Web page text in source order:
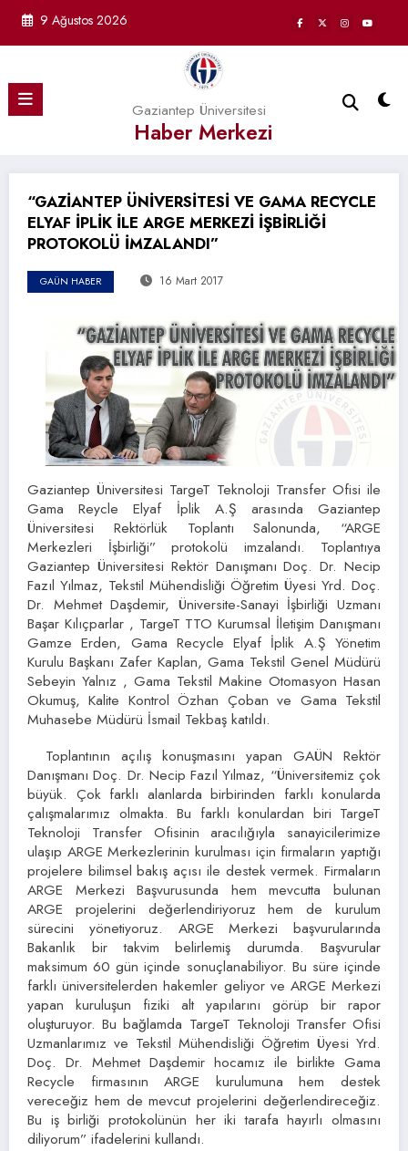
9 Ağustos 2026
Gaziantep Üniversitesi
Haber Merkezi
“GAZİANTEP ÜNİVERSİTESİ VE GAMA RECYCLE
ELYAF İPLİK İLE ARGE MERKEZİ İŞBİRLİĞİ
PROTOKOLÜ İMZALANDI”
GAÜN HABER 16 Mart 2017
Gaziantep Üniversitesi TargeT Teknoloji Transfer Ofisi ile
Gama Reycle Elyaf İplik A.Ş arasında Gaziantep
Üniversitesi Rektörlük Toplantı Salonunda, “ARGE
Merkezleri İşbirliği” protokolü imzalandı. Toplantıya
Gaziantep Üniversitesi Rektör Danışmanı Doç. Dr. Necip
Fazıl Yılmaz, Tekstil Mühendisliği Öğretim Üyesi Yrd. Doç.
Dr. Mehmet Daşdemir, Üniversite-Sanayi İşbirliği Uzmanı
Başar Kılıçparlar , TargeT TTO Kurumsal İletişim Danışmanı
Gamze Erden, Gama Recycle Elyaf İplik A.Ş Yönetim
Kurulu Başkanı Zafer Kaplan, Gama Tekstil Genel Müdürü
Sebeyin Yalnız , Gama Tekstil Makine Otomasyon Hasan
Okumuş, Kalite Kontrol Özhan Çoban ve Gama Tekstil
Muhasebe Müdürü İsmail Tekbaş katıldı.
Toplantının açılış konuşmasını yapan GAÜN Rektör
Danışmanı Doç. Dr. Necip Fazıl Yılmaz, “Üniversitemiz çok
büyük. Çok farklı alanlarda birbirinden farklı konularda
çalışmalarımız olmakta. Bu farklı konulardan biri TargeT
Teknoloji Transfer Ofisinin aracılığıyla sanayicilerimize
ulaşıp ARGE Merkezlerinin kurulması için firmaların yaptığı
projelere bilimsel bakış açısı ile destek vermek. Firmaların
ARGE Merkezi Başvurusunda hem mevcutta bulunan
ARGE projelerini değerlendiriyoruz hem de kurulum
sürecini yönetiyoruz. ARGE Merkezi başvurularında
Bakanlık bir takvim belirlemiş durumda. Başvurular
maksimum 60 gün içinde sonuçlanabiliyor. Bu süre içinde
farklı üniversitelerden hakemler geliyor ve ARGE Merkezi
yapan kuruluşun fiziki alt yapılarını görüp bir rapor
oluşturuyor. Bu bağlamda TargeT Teknoloji Transfer Ofisi
Uzmanlarımız ve Tekstil Mühendisliği Öğretim Üyesi Yrd.
Doç. Dr. Mehmet Daşdemir hocamız ile birlikte Gama
Recycle firmasının ARGE kurulumuna hem destek
vereceğiz hem de mevcut projelerini değerlendireceğiz.
Bu iş birliği protokolünün her iki tarafa hayırlı olmasını
diliyorum” ifadelerini kullandı.